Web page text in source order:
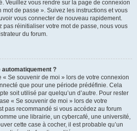
Veuillez vous rendre sur la page de connexion
mot de passe ». Suivez les instructions et vous
vous connecter de nouveau rapidement.
pas réinitialiser votre mot de passe, nous vous
du forum.
automatiquement ?
« Se souvenir de moi » lors de votre connexion
que pour une période prédéfinie. Cela
soit utilisé par quelqu’un d’autre. Pour rester
« Se souvenir de moi » lors de votre
pas recommandé si vous accédez au forum
une librairie, un cybercafé, une université,
cette case à cocher, il est probable qu’un